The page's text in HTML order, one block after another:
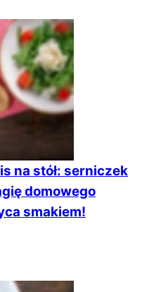
na stół: serniczek
domowego
smakiem!